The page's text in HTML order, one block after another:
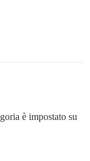
è impostato su